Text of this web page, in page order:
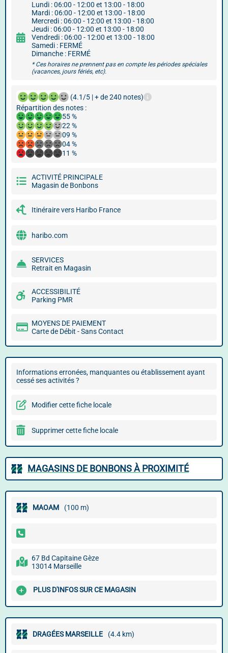
Lundi : 06:00 - 12:00 et 13:00 - 18:00
Mardi : 06:00 - 12:00 et 13:00 - 18:00
Mercredi : 06:00 - 12:00 et 13:00 - 18:00
Jeudi : 06:00 - 12:00 et 13:00 - 18:00
Vendredi : 06:00 - 12:00 et 13:00 - 18:00
Samedi : FERMÉ
Dimanche : FERMÉ
* Ces horaires ne prennent pas en compte les périodes spéciales
(vacances, jours fériés, etc).
(4.1/5 | + de 240 notes)
Répartition des notes :
55 %
22 %
09 %
04 %
11 %
ACTIVITÉ PRINCIPALE
Magasin de Bonbons
Itinéraire vers Haribo France
haribo.com
SERVICES
Retrait en Magasin
ACCESSIBILITÉ
Parking PMR
MOYENS DE PAIEMENT
Carte de Débit - Sans Contact
Informations erronées, manquantes ou établissement ayant
cessé ses activités ?
Modifier cette fiche locale
Supprimer cette fiche locale
MAGASINS DE BONBONS À PROXIMITÉ
MAOAM (100 m)
67 Bd Capitaine Gèze
13014 Marseille
PLUS D'INFOS SUR CE MAGASIN
DRAGÉES MARSEILLE (4.4 km)